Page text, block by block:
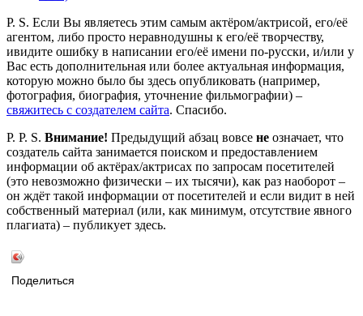
P. S. Если Вы являетесь этим самым актёром/актрисой, его/её
агентом, либо просто неравнодушны к его/её творчеству,
ивидите ошибку в написании его/её имени по-русски, и/или у
Вас есть дополнительная или более актуальная информация,
которую можно было бы здесь опубликовать (например,
фотография, биография, уточнение фильмографии) –
свяжитесь с создателем сайта. Спасибо.
P. P. S. Внимание! Предыдущий абзац вовсе не означает, что
создатель сайта занимается поиском и предоставлением
информации об актёрах/актрисах по запросам посетителей
(это невозможно физически – их тысячи), как раз наоборот –
он ждёт такой информации от посетителей и если видит в ней
собственный материал (или, как минимум, отсутствие явного
плагиата) – публикует здесь.
Поделиться